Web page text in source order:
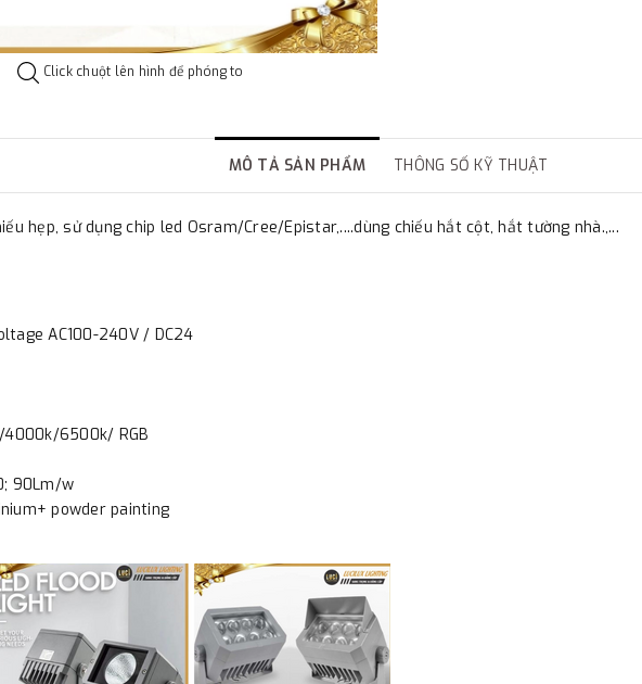
Click chuột lên hình để phóng to
MÔ TẢ SẢN PHẨM THÔNG SỐ KỸ THUẬT
hẹp, sử dụng chip led Osram/Cree/Epistar,....dùng chiếu hắt cột, hắt tường nhà.,...
AC100-240V / DC24
6500k/ RGB
90Lm/w
powder painting